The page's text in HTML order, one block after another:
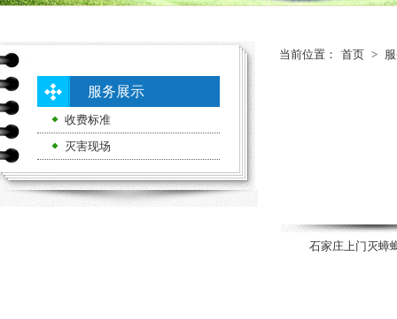
服务展示
收费标准
灭害现场
当前位置： 首页 >
石家庄上门灭蟑